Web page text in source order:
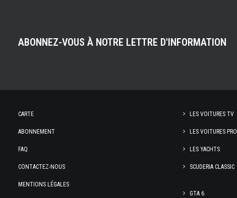
ABONNEZ-VOUS À NOTRE LETTRE D'INFORMATION
CARTE
ABONNEMENT
FAQ
CONTACTEZ-NOUS
MENTIONS LÉGALES
LES VOITURES TV
LES VOITURES PRO
LES YACHTS
SCUDERIA CLASSIC
GTA 6